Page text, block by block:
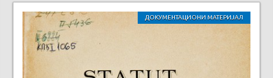
ДОКУМЕНТАЦИОНИ МАТЕРИЈАЛ